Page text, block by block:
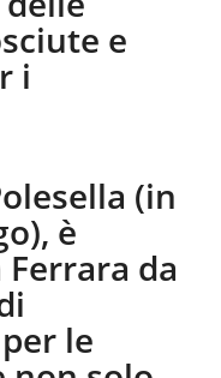
e
i
(in
è
da
le